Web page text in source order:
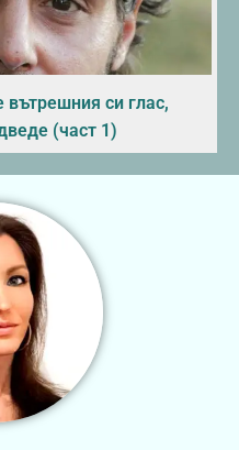
си глас,
(част 1)